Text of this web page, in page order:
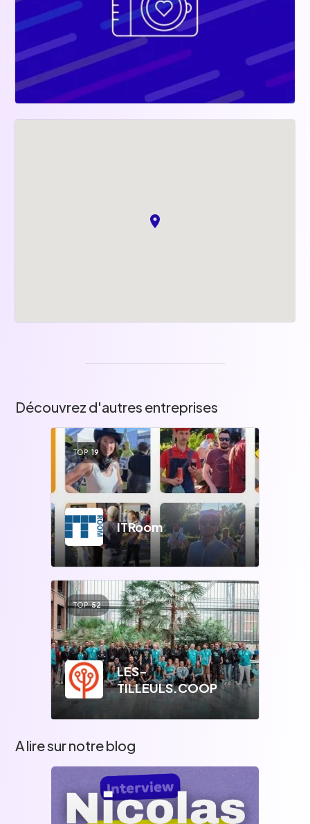
Découvrez d'autres entreprises
TOP 19
ITRoom
TOP 52
LES-
TILLEULS.COOP
A lire sur notre blog